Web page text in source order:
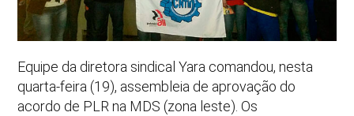
Equipe da diretora sindical Yara comandou, nesta
quarta-feira (19), assembleia de aprovação do
acordo de PLR na MDS (zona leste). Os